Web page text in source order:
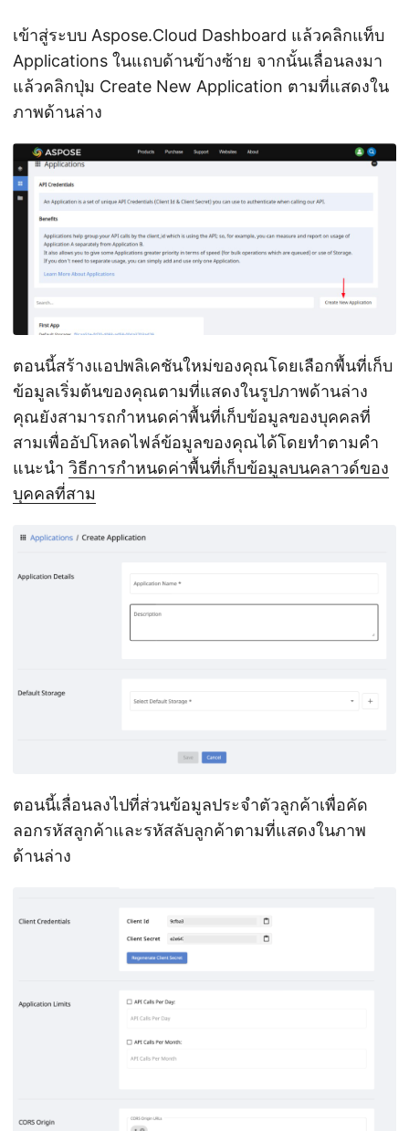
เข้าสู่ระบบ Aspose.Cloud Dashboard แล้วคลิกแท็บ
Applications ในแถบด้านข้างซ้าย จากนั้นเลื่อนลงมา
แล้วคลิกปุ่ม Create New Application ตามที่แสดงใน
ภาพด้านล่าง
ตอนนี้สร้างแอปพลิเคชันใหม่ของคุณโดยเลือกพื้นที่เก็บ
ข้อมูลเริ่มต้นของคุณตามที่แสดงในรูปภาพด้านล่าง
คุณยังสามารถกำหนดค่าพื้นที่เก็บข้อมูลของบุคคลที่
สามเพื่ออัปโหลดไฟล์ข้อมูลของคุณได้โดยทำตามคำ
แนะนำ วิธีการกำหนดค่าพื้นที่เก็บข้อมูลบนคลาวด์ของ
บุคคลที่สาม
ตอนนี้เลื่อนลงไปที่ส่วนข้อมูลประจำตัวลูกค้าเพื่อคัด
ลอกรหัสลูกค้าและรหัสลับลูกค้าตามที่แสดงในภาพ
ด้านล่าง